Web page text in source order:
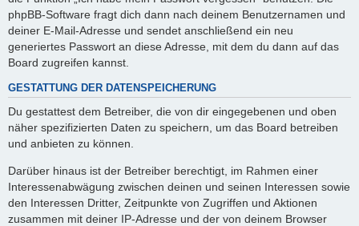
phpBB-Software fragt dich dann nach deinem Benutzernamen und
deiner E-Mail-Adresse und sendet anschließend ein neu
generiertes Passwort an diese Adresse, mit dem du dann auf das
Board zugreifen kannst.
GESTATTUNG DER DATENSPEICHERUNG
Du gestattest dem Betreiber, die von dir eingegebenen und oben
näher spezifizierten Daten zu speichern, um das Board betreiben
und anbieten zu können.
Darüber hinaus ist der Betreiber berechtigt, im Rahmen einer
Interessenabwägung zwischen deinen und seinen Interessen sowie
den Interessen Dritter, Zeitpunkte von Zugriffen und Aktionen
zusammen mit deiner IP-Adresse und der von deinem Browser